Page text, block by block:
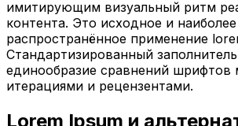
имитирующим визуальный ритм
контента. Это исходное и наиболее
распространённое применение
Стандартизированный
единообразие сравнений шрифтов
итерациями и рецензентами.
Lorem Ipsum и